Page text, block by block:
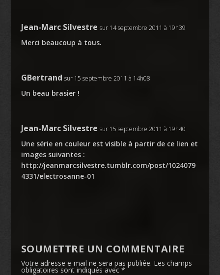
Jean-Marc Silvestre sur 14 septembre 2011 à 19h39
Merci beaucoup à tous.
GBertrand sur 15 septembre 2011 à 14h08
Un beau brasier !
Jean-Marc Silvestre sur 15 septembre 2011 à 19h40
Une série en couleur est visible à partir de ce lien et
images suivantes :
http://jeanmarcsilvestre.tumblr.com/post/1024079
4331/electrosanne-01
SOUMETTRE UN COMMENTAIRE
Votre adresse e-mail ne sera pas publiée. Les champs
obligatoires sont indiqués avec *